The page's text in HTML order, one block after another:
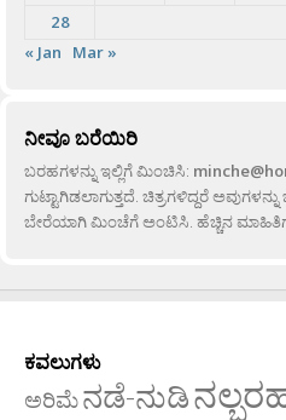
28
« Jan
Mar »
ನೀವೂ ಬರೆಯಿರಿ
ಬರಹಗಳನ್ನು ಇಲ್ಲಿಗೆ ಮಿಂಚಿಸಿ:
ಗುಟ್ಟಾಗಿಡಲಾಗುತ್ತದೆ. ಚಿತ್ರಗಳಿದ್ದರೆ
ಬೇರೆಯಾಗಿ ಮಿಂಚೆಗೆ ಅಂಟಿಸಿ. ಹೆಚ್ಚಿನ
ಕವಲುಗಳು
ಅರಿಮೆನಡೆ-ನುಡಿ